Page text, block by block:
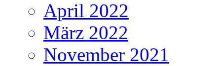
April 2022
März 2022
November 2021